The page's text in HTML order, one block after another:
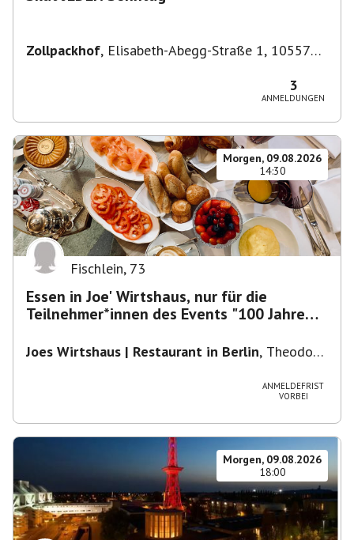
Zollpackhof, Elisabeth-Abegg-Straße 1, 10557
3
ANMELDUNGEN
Morgen, 09.08.2026
14:30
Fischlein, 73
Essen in Joe' Wirtshaus, nur für die
Teilnehmer*innen des Events "100 Jahre
Joes Wirtshaus | Restaurant in Berlin, Theodor-
ANMELDEFRIST
VORBEI
Morgen, 09.08.2026
18:00